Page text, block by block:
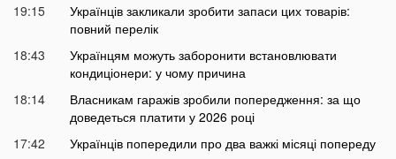
19:15
Українців закликали зробити запаси цих товарів:
повний перелік
18:43
Українцям можуть заборонити встановлювати
кондиціонери: у чому причина
18:14
Власникам гаражів зробили попередження: за що
доведеться платити у 2026 році
17:42
Українців попередили про два важкі місяці попереду